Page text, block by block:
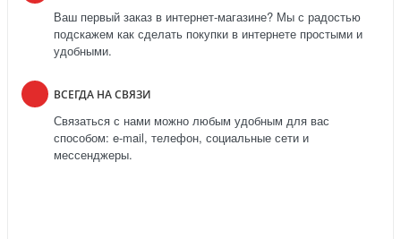
Ваш первый заказ в интернет-магазине? Мы с радостью
подскажем как сделать покупки в интернете простыми и
удобными.
ВСЕГДА НА СВЯЗИ
Связаться с нами можно любым удобным для вас
способом: e-mail, телефон, социальные сети и
мессенджеры.